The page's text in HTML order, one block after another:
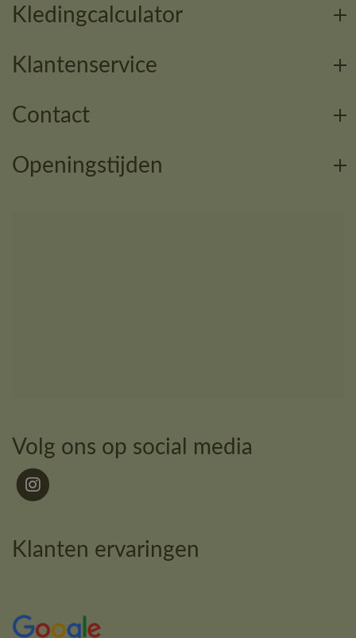
Kledingcalculator
Klantenservice
Contact
Openingstijden
Volg ons op social media
Klanten ervaringen